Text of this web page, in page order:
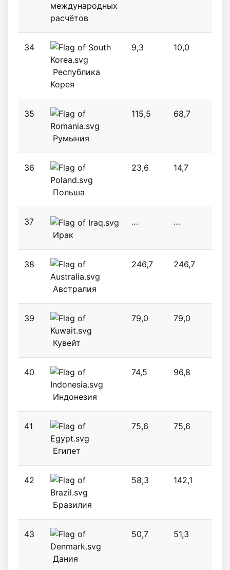
международных
расчётов
34
Республика
Корея
9,3 10,0
35
Румыния
115,5 68,7
36
Польша
23,6 14,7
37
Ирак
… …
38
Австралия
246,7 246,7
39
Кувейт
79,0 79,0
40
Индонезия
74,5 96,8
41
Египет
75,6 75,6
42
Бразилия
58,3 142,1
43
Дания
50,7 51,3